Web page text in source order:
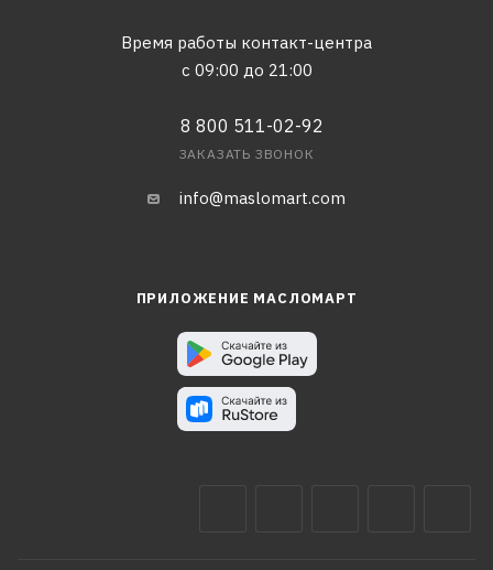
Время работы контакт-центра
с 09:00 до 21:00
8 800 511-02-92
ЗАКАЗАТЬ ЗВОНОК
info@maslomart.com
ПРИЛОЖЕНИЕ МАСЛОМАРТ